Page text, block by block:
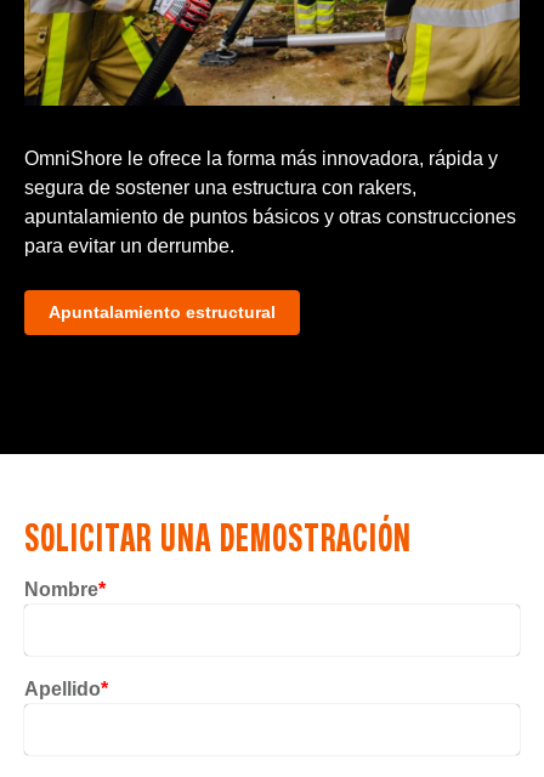
OmniShore le ofrece la forma más innovadora, rápida y
segura de sostener una estructura con rakers,
apuntalamiento de puntos básicos y otras construcciones
para evitar un derrumbe.
Apuntalamiento estructural
SOLICITAR UNA DEMOSTRACIÓN
Nombre*
Apellido*